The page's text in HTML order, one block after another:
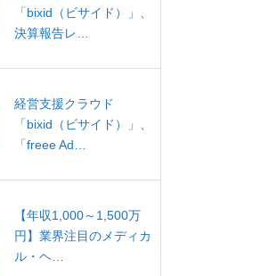
「bixid（ビサイド）」、
決算報告レ…
経営支援クラウド
「bixid（ビサイド）」、
「freee Ad…
【年収1,000～1,500万
円】業界注目のメディカ
ル・ヘ…